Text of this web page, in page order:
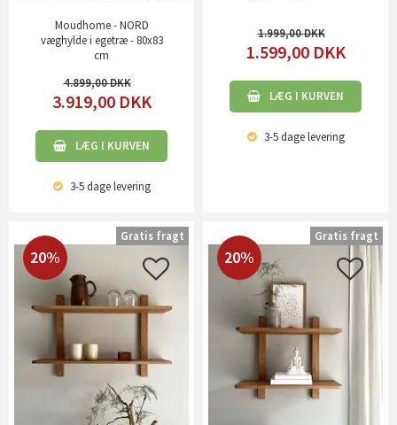
Moudhome - NORD
væghylde i egetræ - 80x83
cm
4.899,00
3.919,00 DKK
LÆG I KURVEN
3-5 dagelevering
1.999,00
1.599,00 DKK
LÆG I KURVEN
3-5 dagelevering
20%
Gratis fragt
20%
Gratis fragt